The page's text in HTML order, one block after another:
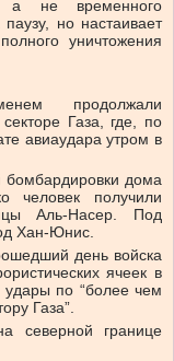
а не временного
но настаивает
уничтожения
продолжали
Газа, где, по
авиаудара утром в
бомбардировки дома
человек получили
Аль-Насер. Под
Хан-Юнис.
день войска
ячеек в
по “более чем
Газа”.
северной границе